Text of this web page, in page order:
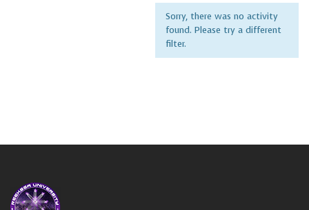
Sorry, there was no activity
found. Please try a different
filter.